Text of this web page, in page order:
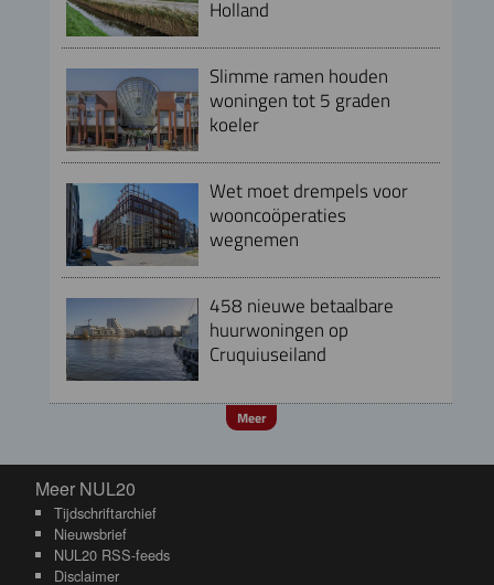
Holland
Slimme ramen houden
woningen tot 5 graden
koeler
Wet moet drempels voor
wooncoöperaties
wegnemen
458 nieuwe betaalbare
huurwoningen op
Cruquiuseiland
Meer
Meer NUL20
Meer NUL20
Tijdschriftarchief
Nieuwsbrief
NUL20 RSS-feeds
Disclaimer